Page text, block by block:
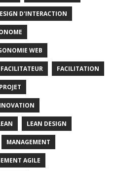
D'INTERACTION
WEB
FACILITATEUR FACILITATION
LEAN DESIGN
MANAGEMENT
AGILE